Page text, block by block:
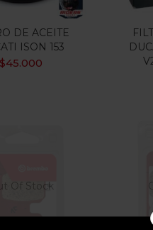
DE ACEITE
ISON 153
$45.000
Of Stock